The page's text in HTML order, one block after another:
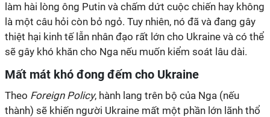
làm hài lòng ông Putin và chấm dứt cuộc chiến hay không
là một câu hỏi còn bỏ ngỏ. Tuy nhiên, nó đã và đang gây
thiệt hại kinh tế lẫn nhân đạo rất lớn cho Ukraine và có thể
sẽ gây khó khăn cho Nga nếu muốn kiểm soát lâu dài.
Mất mát khó đong đếm cho Ukraine
Theo Foreign Policy, hành lang trên bộ của Nga (nếu
thành) sẽ khiến người Ukraine mất một phần lớn lãnh thổ